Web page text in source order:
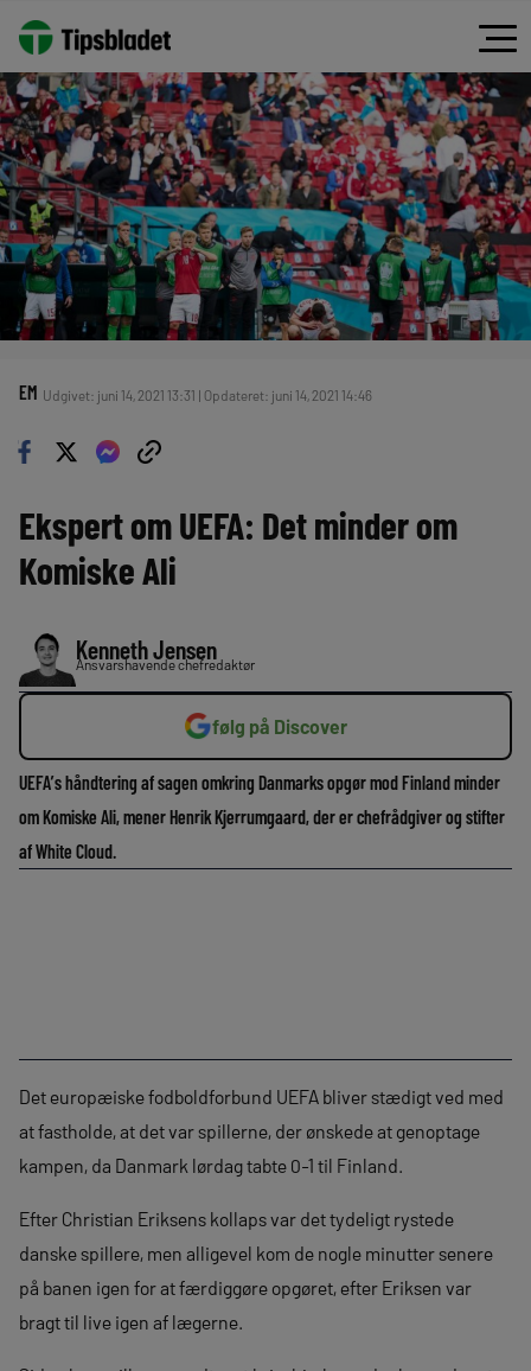
EM Udgivet: juni 14, 2021 13:31 | Opdateret: juni 14, 2021 14:46
Ekspert om UEFA: Det minder om
Komiske Ali
Kenneth Jensen
Ansvarshavende chefredaktør
følg på Discover
UEFA’s håndtering af sagen omkring Danmarks opgør mod Finland minder
om Komiske Ali, mener Henrik Kjerrumgaard, der er chefrådgiver og stifter
af White Cloud.
Det europæiske fodboldforbund UEFA bliver stædigt ved med
at fastholde, at det var spillerne, der ønskede at genoptage
kampen, da Danmark lørdag tabte 0-1 til Finland.
Efter Christian Eriksens kollaps var det tydeligt rystede
danske spillere, men alligevel kom de nogle minutter senere
på banen igen for at færdiggøre opgøret, efter Eriksen var
bragt til live igen af lægerne.